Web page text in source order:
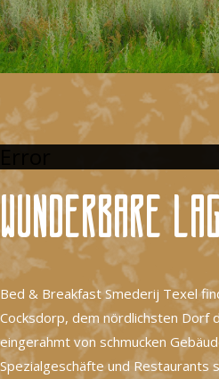
Wunderbare
Bed & Breakfast Smederij Texel
Cocksdorp, dem nördlichsten Dorf
eingerahmt von schmucken
Spezialgeschäfte und Restaurants